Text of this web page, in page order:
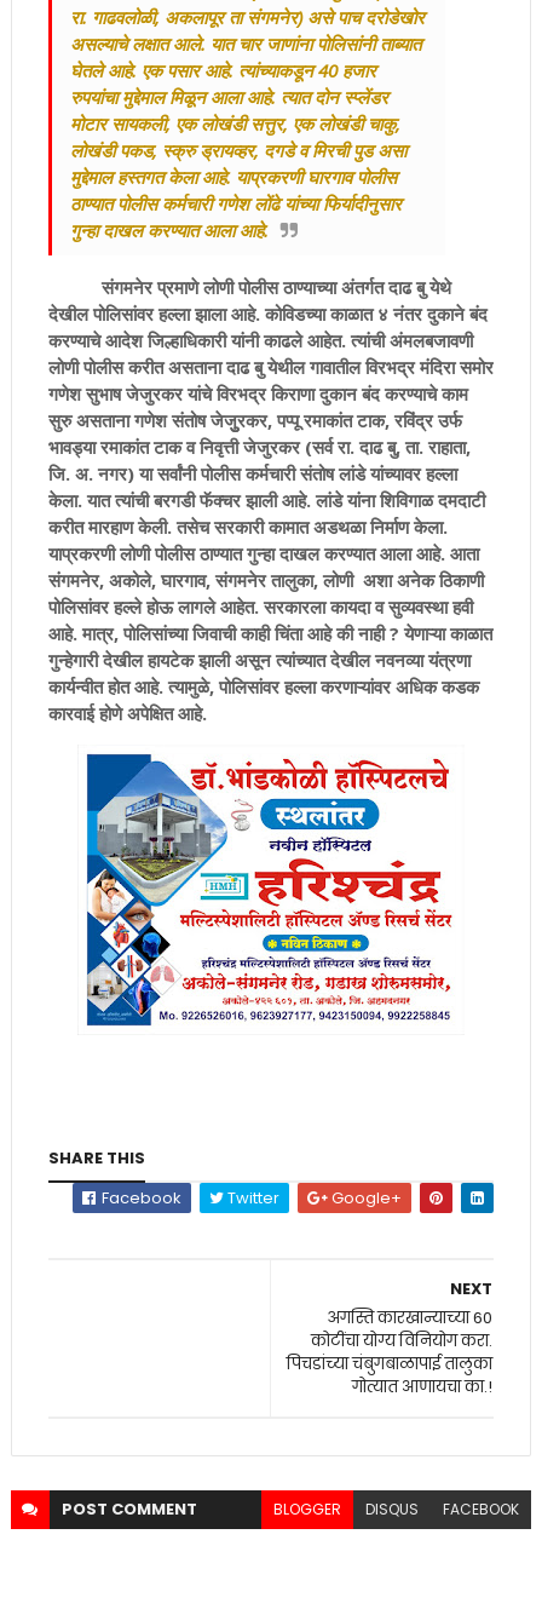
रा. गाढवलोळी, अकलापूर ता संगमनेर) असे पाच दरोडेखोर
असल्याचे लक्षात आले. यात चार जाणांना पोलिसांनी ताब्यात
घेतले आहे. एक पसार आहे. त्यांच्याकडून 40 हजार
रुपयांचा मुद्देमाल मिळून आला आहे. त्यात दोन स्प्लेंडर
मोटार सायकली, एक लोखंडी सत्तुर, एक लोखंडी चाकु,
लोखंडी पकड, स्क्रु ड्रायव्हर, दगडे व मिरची पुड असा
मुद्देमाल हस्तगत केला आहे. याप्रकरणी घारगाव पोलीस
ठाण्यात पोलीस कर्मचारी गणेश लोंढे यांच्या फिर्यादीनुसार
गुन्हा दाखल करण्यात आला आहे.
संगमनेर प्रमाणे लोणी पोलीस ठाण्याच्या अंतर्गत दाढ बु येथे
देखील पोलिसांवर हल्ला झाला आहे. कोविडच्या काळात ४ नंतर दुकाने बंद
करण्याचे आदेश जिल्हाधिकारी यांनी काढले आहेत. त्यांची अंमलबजावणी
लोणी पोलीस करीत असताना दाढ बु येथील गावातील विरभद्र मंदिरा समोर
गणेश सुभाष जेजुरकर यांचे विरभद्र किराणा दुकान बंद करण्याचे काम
सुरु असताना गणेश संतोष जेजुुरकर, पप्पू रमाकांत टाक, रविंद्र उर्फ
भावड्या रमाकांत टाक व निवृत्ती जेजुरकर (सर्व रा. दाढ बु, ता. राहाता,
जि. अ. नगर) या सर्वांनी पोलीस कर्मचारी संतोष लांडे यांच्यावर हल्ला
केला. यात त्यांची बरगडी फॅक्चर झाली आहे. लांडे यांना शिविगाळ दमदाटी
करीत मारहाण केली. तसेच सरकारी कामात अडथळा निर्माण केला.
याप्रकरणी लोणी पोलीस ठाण्यात गुन्हा दाखल करण्यात आला आहे. आता
संगमनेर, अकोले, घारगाव, संगमनेर तालुका, लोणी अशा अनेक ठिकाणी
पोलिसांवर हल्ले होऊ लागले आहेत. सरकारला कायदा व सुव्यवस्था हवी
आहे. मात्र, पोलिसांच्या जिवाची काही चिंता आहे की नाही ? येणाऱ्या काळात
गुन्हेगारी देखील हायटेक झाली असून त्यांच्यात देखील नवनव्या यंत्रणा
कार्यन्वीत होत आहे. त्यामुळे, पोलिसांवर हल्ला करणाऱ्यांवर अधिक कडक
कारवाई होणे अपेक्षित आहे.
SHARE THIS
Facebook
Twitter Google+
NEXT
अगस्ति कारखान्याच्या 60
कोटींचा योग्य विनियोग करा.
पिचडांच्या चंबुगबाळापाई तालुका
गोत्यात आणायचा का.!
POST COMMENT BLOGGER DISQUS FACEBOOK